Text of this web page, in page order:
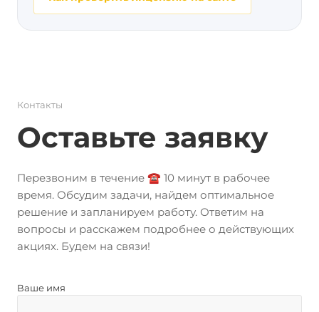
Контакты
Оставьте заявку
Перезвоним в течение ☎️ 10 минут в рабочее
время. Обсудим задачи, найдем оптимальное
решение и запланируем работу. Ответим на
вопросы и расскажем подробнее о действующих
акциях. Будем на связи!
Ваше имя